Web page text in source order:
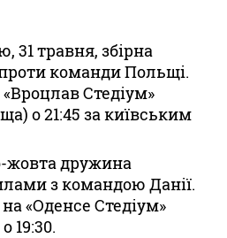
31 травня, збірна
проти команди Польщі.
Стедіум»
о 21:45 за київським
жовта дружина
з командою Данії.
«Оденсе Стедіум»
19:30.